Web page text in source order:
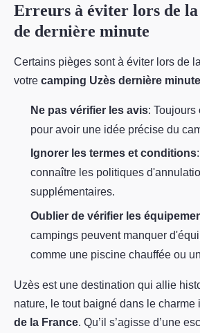
Erreurs à éviter lors de
de dernière minute
Certains pièges sont à éviter lors de
votre camping Uzès dernière
Ne pas vérifier les avis:
pour avoir une idée précise du
Ignorer les termes et conditions
connaître les politiques
supplémentaires.
Oublier de vérifier les
campings peuvent manquer
comme une piscine chauffée ou
Uzès est une destination qui allie
nature, le tout baigné dans le charme
de la France. Qu’il s’agisse d’une